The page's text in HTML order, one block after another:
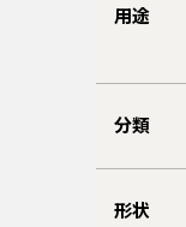
用途
分類
形状